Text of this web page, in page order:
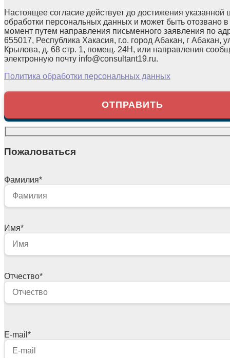
Настоящее согласие действует до достижения указанной
обработки персональных данных и может быть отозвано
момент путем направления письменного заявления по
655017, Республика Хакасия, г.о. город Абакан, г Абакан,
Крылова, д. 68 стр. 1, помещ. 24Н, или направления
электронную почту info@consultant19.ru.
Политика обработки персональных данных
Пожаловаться
Фамилия*
Имя*
Отчество*
E-mail *